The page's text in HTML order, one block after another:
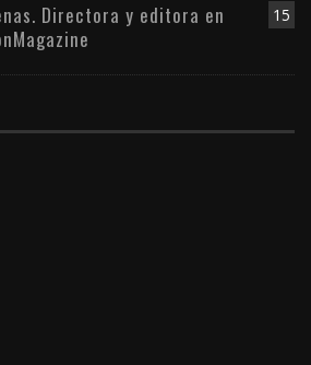
15
Directora y editora en